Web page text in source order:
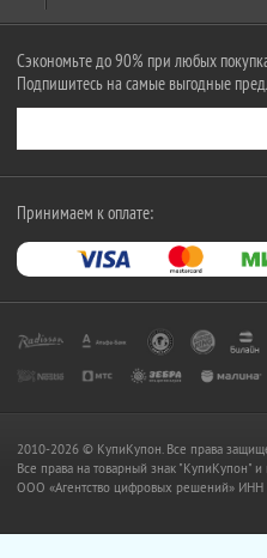
Сэкономьте до 90% при любых
Подпишитесь на самые выгодные
Принимаем к оплате:
2010-2026 © КупиКупон. Все права
Все права на товарный знак "КупиКупон"
OOO «Агентство цифровых решений»